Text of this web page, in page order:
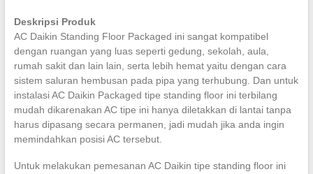
Deskripsi Produk
AC Daikin Standing Floor Packaged ini sangat kompatibel
dengan ruangan yang luas seperti gedung, sekolah, aula,
rumah sakit dan lain lain, serta lebih hemat yaitu dengan cara
sistem saluran hembusan pada pipa yang terhubung. Dan untuk
instalasi AC Daikin Packaged tipe standing floor ini terbilang
mudah dikarenakan AC tipe ini hanya diletakkan di lantai tanpa
harus dipasang secara permanen, jadi mudah jika anda ingin
memindahkan posisi AC tersebut.
Untuk melakukan pemesanan AC Daikin tipe standing floor ini